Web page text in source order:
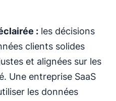
: les décisions
clients solides
et alignées sur les
Une entreprise SaaS
les données